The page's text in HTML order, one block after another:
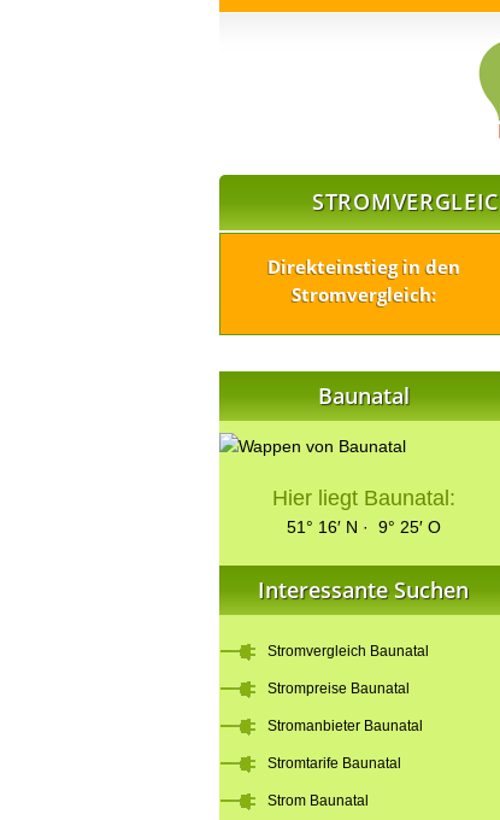
Direkteinstieg in den
Stromvergleich:
Baunatal
Hier liegt Baunatal:
51° 16′ N · 9° 25′ O
Interessante Suchen
Stromvergleich Baunatal
Strompreise Baunatal
Stromanbieter Baunatal
Stromtarife Baunatal
Strom Baunatal